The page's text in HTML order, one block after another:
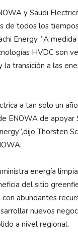
y Saudi
de todos los
Energy. “A
HVDC son
transición a las
a tan solo un
ENOWA de apoyar
Thorsten
energía
del sitio
abundantes
nuevos
a nivel regional.